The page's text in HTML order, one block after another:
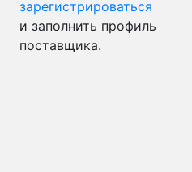
зарегистрироваться
и заполнить профиль
поставщика.